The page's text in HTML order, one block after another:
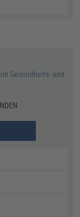
Gesundheits- und